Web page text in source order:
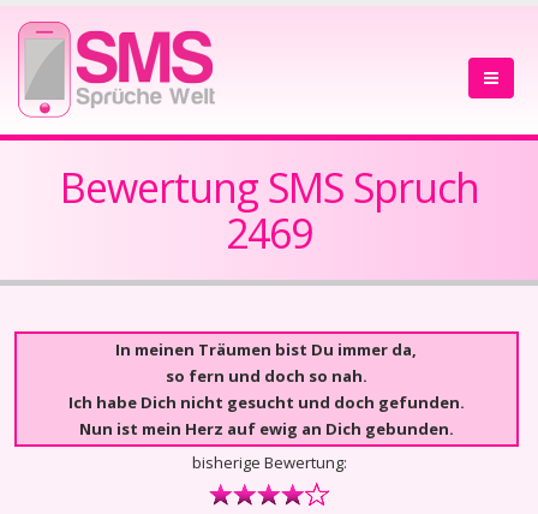
Bewertung SMS Spruch
2469
In meinen Träumen bist Du immer da,
so fern und doch so nah.
Ich habe Dich nicht gesucht und doch gefunden.
Nun ist mein Herz auf ewig an Dich gebunden.
bisherige Bewertung: